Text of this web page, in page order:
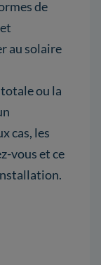
de
au solaire
ou la
cas, les
vous et ce